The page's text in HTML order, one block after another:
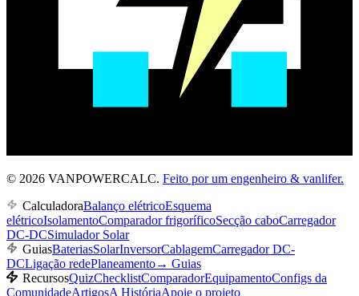
© 2026 VANPOWERCALC. Feito por um engenheiro & vanlifer.
CalculadoraBalanço elétricoEsquema
elétricoIsolamentoComparador frigoríficoSecção caboCarregador
DC-DCSimulador Solar
GuiasBateriasSolarInversorCablagemCarregador DC-
DCLigação redePlaneamento→ Guias
RecursosQuizChecklistComparadorEquipamentoConfigs da
ComunidadeArtigosA HistóriaApoie o projeto